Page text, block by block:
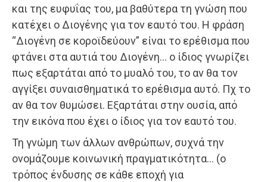
και της ευφυΐας του, μα βαθύτερα τη γνώση που
κατέχει ο Διογένης για τον εαυτό του. Η φράση
“Διογένη σε κοροϊδεύουν” είναι το ερέθισμα που
φτάνει στα αυτιά του Διογένη… ο ίδιος γνωρίζει
πως εξαρτάται από το μυαλό του, το αν θα τον
αγγίξει συναισθηματικά το ερέθισμα αυτό. Πχ το
αν θα τον θυμώσει. Εξαρτάται στην ουσία, από
την εικόνα που έχει ο ίδιος για τον εαυτό του.
Τη γνώμη των άλλων ανθρώπων, συχνά την
ονομάζουμε κοινωνική πραγματικότητα… (ο
τρόπος ένδυσης σε κάθε εποχή για